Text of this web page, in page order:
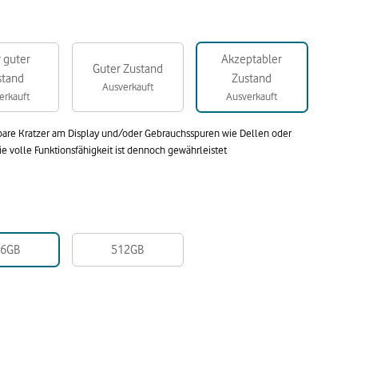
guter
Guter Zustand
Ausverkauft
Akzeptabler
Zustand
Ausverkauft
Kratzer am Display und/oder Gebrauchsspuren wie Dellen oder
volle Funktionsfähigkeit ist dennoch gewährleistet
512GB